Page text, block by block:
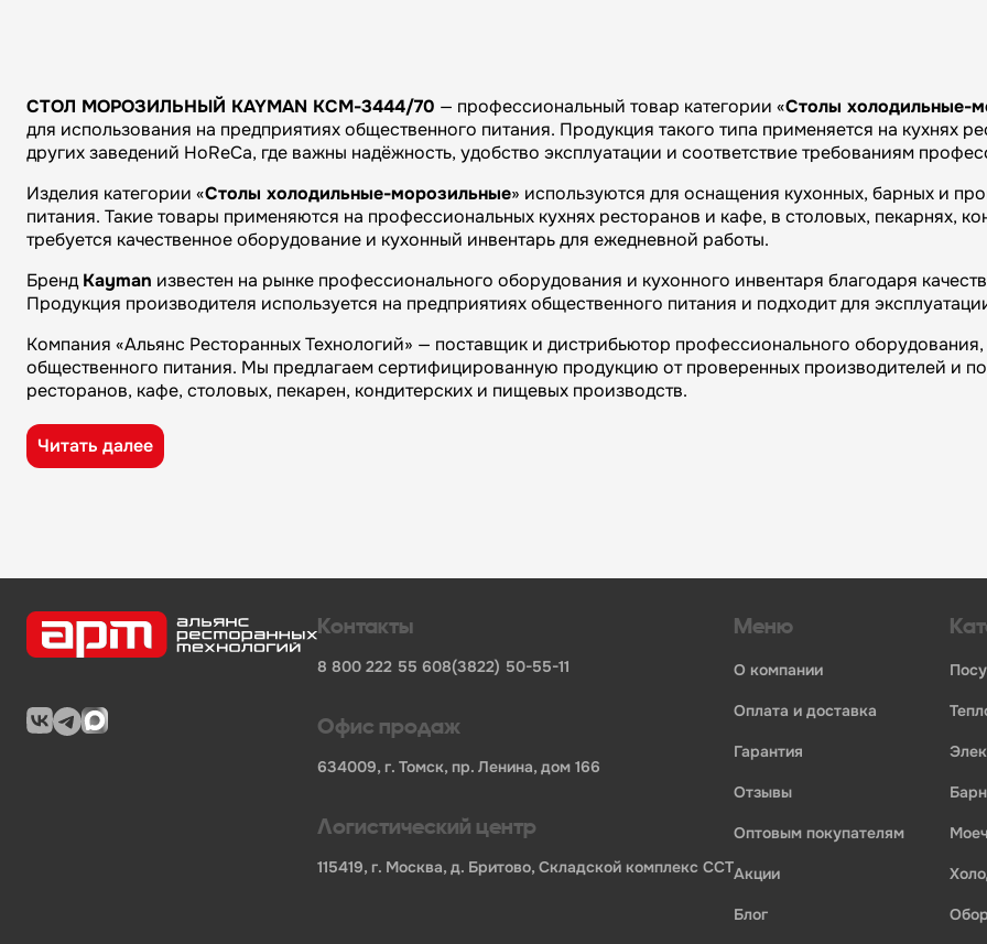
СТОЛ МОРОЗИЛЬНЫЙ KAYMAN КСМ-3444/70 — профессиональный товар категории «Столы холодильные-
для использования на предприятиях общественного питания. Продукция такого типа применяется на кухнях
других заведений HoReCa, где важны надёжность, удобство эксплуатации и соответствие требованиям
Изделия категории «Столы холодильные-морозильные» используются для оснащения кухонных, барных и
питания. Такие товары применяются на профессиональных кухнях ресторанов и кафе, в столовых, пекарнях,
требуется качественное оборудование и кухонный инвентарь для ежедневной работы.
БрендKayman известен на рынке профессионального оборудования и кухонного инвентаря благодаря
Продукция производителя используется на предприятиях общественного питания и подходит для
Компания «Альянс Ресторанных Технологий» — поставщик и дистрибьютор профессионального
общественного питания. Мы предлагаем сертифицированную продукцию от проверенных производителей и
ресторанов, кафе, столовых, пекарен, кондитерских и пищевых производств.
Преимущества компании «Альянс Ресторанных Технологий»:
широкий ассортимент оборудования, кухонного инвентаря и посуды для HoReCa
Бренд - Kayman
Длина НЕТТО, мм
Ширина НЕТТО, мм
Читать далее
Контакты
8 800 222 55 608(3822) 50-55-11
Офис продаж
634009, г. Томск, пр. Ленина, дом 166
Логистический центр
115419, г. Москва, д. Бритово, Складской комплекс ССТ
Меню
о компании
оплата и доставка
гарантия
отзывы
оптовым покупателям
акции
блог